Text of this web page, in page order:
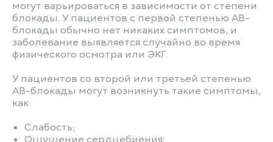
могут варьироваться в зависимости от степени
блокады. У пациентов с первой степенью АВ-
блокады обычно нет никаких симптомов, и
заболевание выявляется случайно во время
физического осмотра или ЭКГ.
У пациентов со второй или третьей степенью
АВ-блокады могут возникнуть такие симптомы,
как:
Слабость;